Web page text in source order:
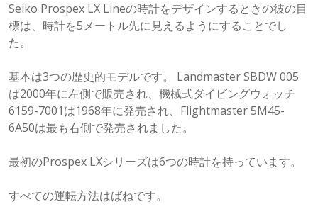
Seiko Prospex LX Lineの時計をデザインするときの彼の目
標は、時計を5メートル先に見えるようにすることでし
た。
基本は3つの歴史的モデルです。 Landmaster SBDW 005
は2000年に左側で販売され、機械式ダイビングウォッチ
6159-7001は1968年に発売され、Flightmaster 5M45-
6A50は最も右側で発売されました。
最初のProspex LXシリーズは6つの時計を持っています。
すべての運転方法はばねです。